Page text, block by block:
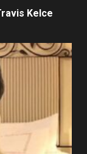
Kelce